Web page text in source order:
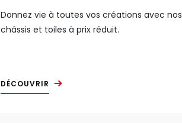
Donnez vie à toutes vos créations avec nos
châssis et toiles à prix réduit.
DÉCOUVRIR